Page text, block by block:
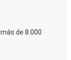
de 8.000